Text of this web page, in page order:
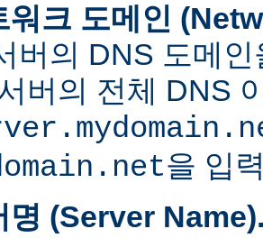
워크 도메인
버의 DNS 도메
버의 전체 DNS
을 입
명 (Server